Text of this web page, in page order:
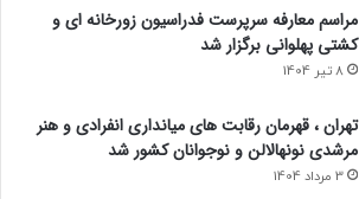
مراسم معارفه سرپرست فدراسیون زورخانه ای و
کشتی پهلوانی برگزار شد
8 تیر 1404
تهران ، قهرمان رقابت های میانداری انفرادی و هنر
مرشدی نونهالالن و نوجوانان کشور شد
3 مرداد 1404